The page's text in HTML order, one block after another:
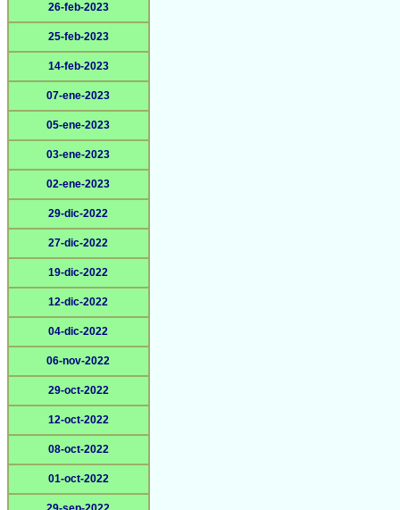
26-feb-2023
25-feb-2023
14-feb-2023
07-ene-2023
05-ene-2023
03-ene-2023
02-ene-2023
29-dic-2022
27-dic-2022
19-dic-2022
12-dic-2022
04-dic-2022
06-nov-2022
29-oct-2022
12-oct-2022
08-oct-2022
01-oct-2022